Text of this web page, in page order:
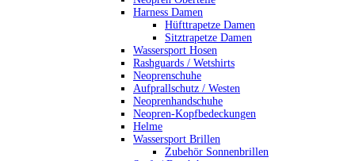
Harness Damen
Hüfttrapetze Damen
Sitztrapetze Damen
Wassersport Hosen
Rashguards / Wetshirts
Neoprenschuhe
Aufprallschutz / Westen
Neoprenhandschuhe
Neopren-Kopfbedeckungen
Helme
Wassersport Brillen
Zubehör Sonnenbrillen